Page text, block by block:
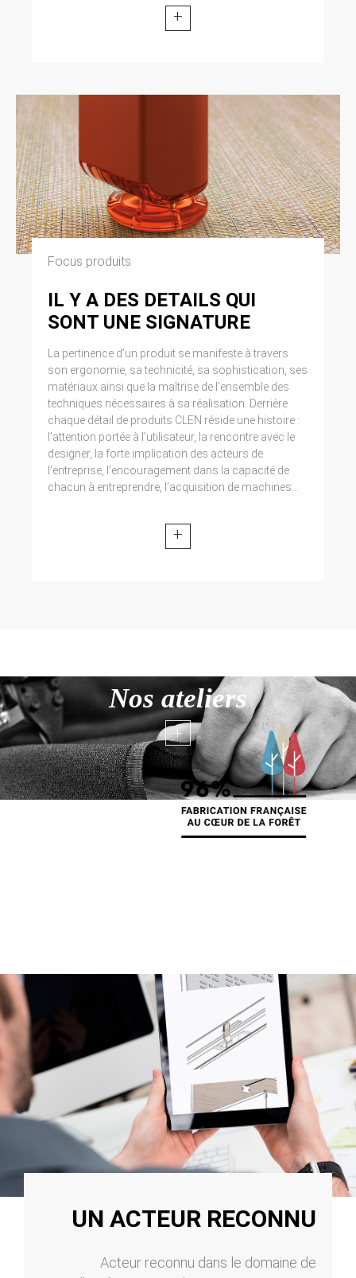
+
Focus produits
IL Y A DES DETAILS QUI
SONT UNE SIGNATURE
La pertinence d’un produit se manifeste à travers
son ergonomie, sa technicité, sa sophistication, ses
matériaux ainsi que la maîtrise de l’ensemble des
techniques nécessaires à sa réalisation. Derrière
chaque détail de produits CLEN réside une histoire :
l’attention portée à l’utilisateur, la rencontre avec le
designer, la forte implication des acteurs de
l’entreprise, l’encouragement dans la capacité de
chacun à entreprendre, l’acquisition de machines...
+
Nos ateliers
+
UN ACTEUR RECONNU
Acteur reconnu dans le domaine de